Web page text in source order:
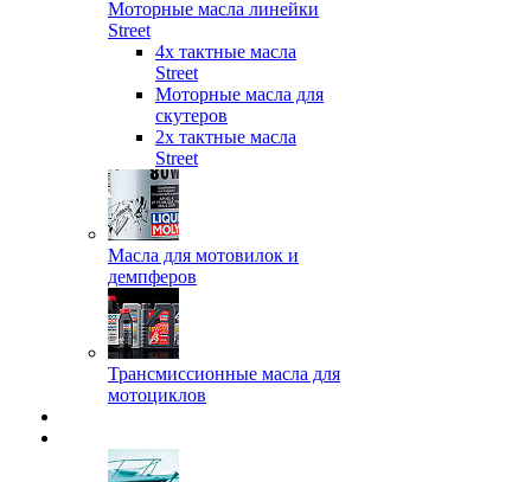
Моторные масла линейки
Street
4х тактные масла
Street
Моторные масла для
скутеров
2х тактные масла
Street
Масла для мотовилок и
демпферов
Трансмиссионные масла для
мотоциклов